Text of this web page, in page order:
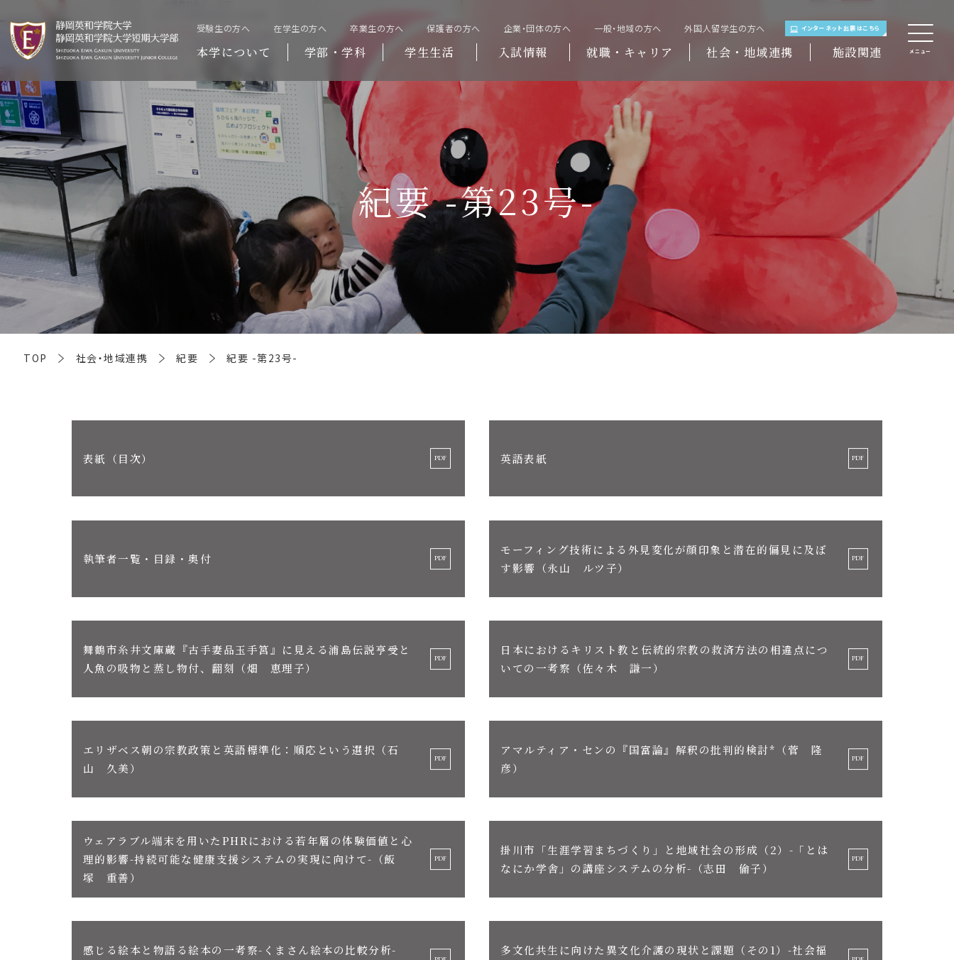
受験生の方へ 在学生の方へ 卒業生の方へ 保護者の方へ 企業・団体の方へ 一般・地域の方へ 外国人留学生の方へ インターネット出願はこちら
本学について 学部・学科 学生生活 入試情報 就職・キャリア 社会・地域連携 施設関連 メニュー
紀要 -第23号-
TOP 社会・地域連携 紀要 紀要 -第23号-
表紙（目次） 英語表紙
執筆者一覧・目録・奥付
モーフィング技術による外見変化が顔印象と潜在的偏見に及ぼ
す影響（永山 ルツ子）
舞鶴市糸井文庫蔵『古手妻品玉手筥』に見える浦島伝説亨受と
人魚の吸物と蒸し物付、翻刻（畑 恵理子）
日本におけるキリスト教と伝統的宗教の救済方法の相違点につ
いての一考察（佐々木 謙一）
エリザベス朝の宗教政策と英語標準化：順応という選択（石
山 久美）
アマルティア・センの『国富論』解釈の批判的検討*（菅 隆
彦）
ウェアラブル端末を用いたPHRにおける若年層の体験価値と心
理的影響-持続可能な健康支援システムの実現に向けて-（飯
塚 重善）
掛川市「生涯学習まちづくり」と地域社会の形成（2）-「とは
なにか学舎」の講座システムの分析-（志田 倫子）
感じる絵本と物語る絵本の一考察-くまさん絵本の比較分析-
多文化共生に向けた異文化介護の現状と課題（その1）-社会福